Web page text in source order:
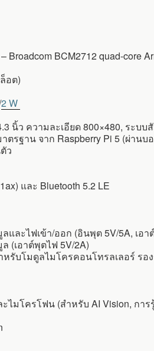
Broadcom BCM2712 quad-core
อต)
2 W
นิ้ว ความละเอียด 800×480, ระบบ
รฐาน จาก Raspberry Pi 5 (ผ่านบ
ว
และ Bluetooth 5.2 LE
และไฟเข้า/ออก (อินพุต 5V/5A, เอา
(เอาต์พุตไฟ 5V/2A)
รับโมดูลไมโครคอนโทรลเลอร์ รอ
ไมโครโฟน (สำหรับ AI Vision, การ